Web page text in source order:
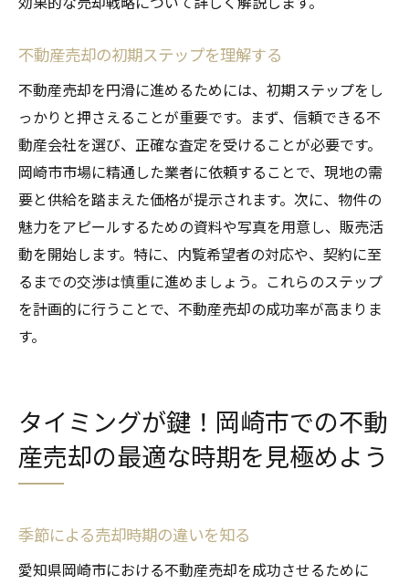
不動産売却の初期ステップを理解する
不動産売却を円滑に進めるためには、初期ステップをし
っかりと押さえることが重要です。まず、信頼できる不
動産会社を選び、正確な査定を受けることが必要です。
岡崎市市場に精通した業者に依頼することで、現地の需
要と供給を踏まえた価格が提示されます。次に、物件の
魅力をアピールするための資料や写真を用意し、販売活
動を開始します。特に、内覧希望者の対応や、契約に至
るまでの交渉は慎重に進めましょう。これらのステップ
を計画的に行うことで、不動産売却の成功率が高まりま
す。
タイミングが鍵！岡崎市での不動
産売却の最適な時期を見極めよう
季節による売却時期の違いを知る
愛知県岡崎市における不動産売却を成功させるために